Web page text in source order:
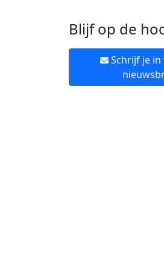
Blijf op de
Schrijf je